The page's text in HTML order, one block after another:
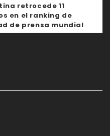
retrocede 11
en el ranking de
de prensa mundial